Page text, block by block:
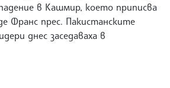
в Кашмир, което приписва
Франс прес. Пакистанските
днес заседаваха в